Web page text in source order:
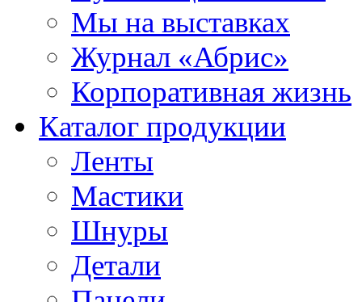
Мы на выставках
Журнал «Абрис»
Корпоративная жизнь
Каталог продукции
Ленты
Мастики
Шнуры
Детали